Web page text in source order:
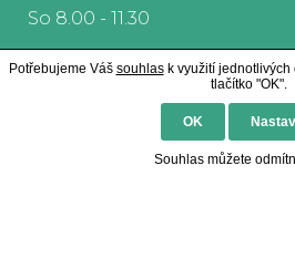
So 8.00 - 11.30
Potřebujeme Váš souhlask využití jednotlivých
tlačítko "OK".
OK
Souhlas můžete